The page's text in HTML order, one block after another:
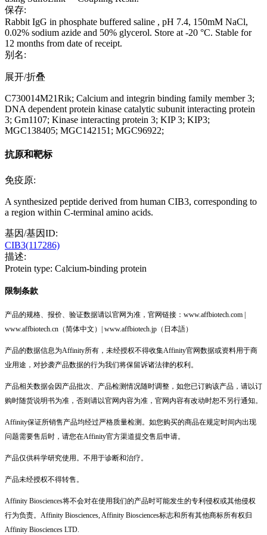
保存:
Rabbit IgG in phosphate buffered saline , pH 7.4, 150mM NaCl,
0.02% sodium azide and 50% glycerol. Store at -20 °C. Stable for
12 months from date of receipt.
别名:
展开/折叠
C730014M21Rik; Calcium and integrin binding family member 3;
DNA dependent protein kinase catalytic subunit interacting protein
3; Gm1107; Kinase interacting protein 3; KIP 3; KIP3;
MGC138405; MGC142151; MGC96922;
抗原和靶标
免疫原:
A synthesized peptide derived from human CIB3, corresponding to
a region within C-terminal amino acids.
基因/基因ID:
CIB3(117286)
描述:
Protein type: Calcium-binding protein
限制条款
产品的规格、报价、验证数据请以官网为准，官网链接：www.affbiotech.com |
www.affbiotech.cn（简体中文）| www.affbiotech.jp（日本語）
产品的数据信息为Affinity所有，未经授权不得收集Affinity官网数据或资料用于商
业用途，对抄袭产品数据的行为我们将保留诉诸法律的权利。
产品相关数据会因产品批次、产品检测情况随时调整，如您已订购该产品，请以订
购时随货说明书为准，否则请以官网内容为准，官网内容有改动时恕不另行通知。
Affinity保证所销售产品均经过严格质量检测。如您购买的商品在规定时间内出现
问题需要售后时，请您在Affinity官方渠道提交售后申请。
产品仅供科学研究使用。不用于诊断和治疗。
产品未经授权不得转售。
Affinity Biosciences将不会对在使用我们的产品时可能发生的专利侵权或其他侵权
行为负责。Affinity Biosciences, Affinity Biosciences标志和所有其他商标所有权归
Affinity Biosciences LTD.